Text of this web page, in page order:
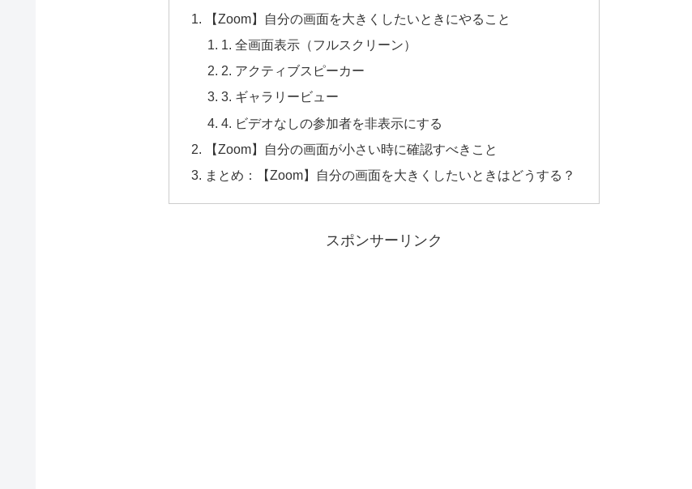
【Zoom】自分の画面を大きくしたいときにやること
1. 全画面表示（フルスクリーン）
2. アクティブスピーカー
3. ギャラリービュー
4. ビデオなしの参加者を非表示にする
【Zoom】自分の画面が小さい時に確認すべきこと
まとめ：【Zoom】自分の画面を大きくしたいときはどうする？
スポンサーリンク